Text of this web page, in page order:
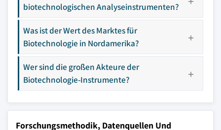
biotechnologischen Analyseinstrumenten?
Was ist der Wert des Marktes für
Biotechnologie in Nordamerika?
Wer sind die großen Akteure der
Biotechnologie-Instrumente?
Forschungsmethodik, Datenquellen Und